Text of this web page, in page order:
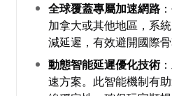
全球覆蓋專屬加速網路
加拿大或其他地區，系
減延遲，有效避開國際骨
動態智能延遲優化技術
速方案。此智能機制有